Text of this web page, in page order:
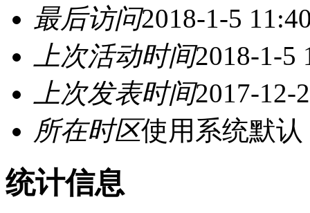
最后访问2018-1-5
上次活动时间2018-1-5
上次发表时间2017-12-
所在时区使用系统默认
统计信息